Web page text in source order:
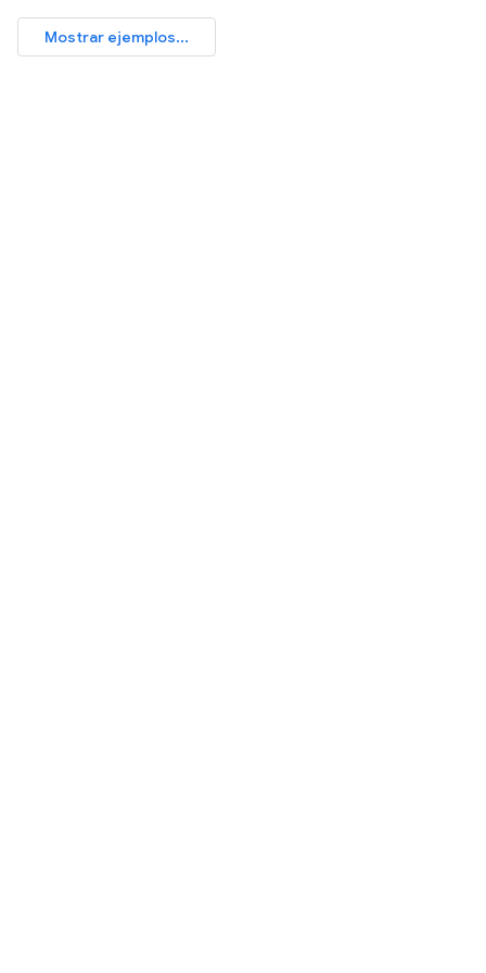
Mostrar ejemplos...